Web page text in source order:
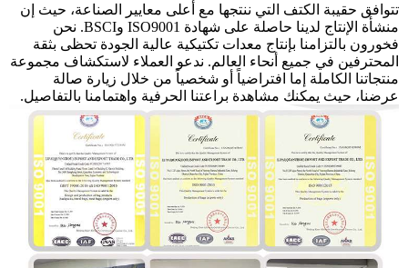
تتوافق حقيبة الكتف التي ننتجها مع أعلى معايير الصناعة، حيث إن
منشأة الإنتاج لدينا حاصلة على شهادة ISO9001 وBSCI. نحن
فخورون بالتزامنا بإنتاج معدات تكتيكية عالية الجودة تحظى بثقة
المحترفين في جميع أنحاء العالم. ندعو العملاء لاستكشاف مجموعة
منتجاتنا الكاملة إما افتراضياً أو شخصياً من خلال زيارة صالة
عرضنا، حيث يمكنك مشاهدة براعتنا الحرفية واهتمامنا بالتفاصيل.